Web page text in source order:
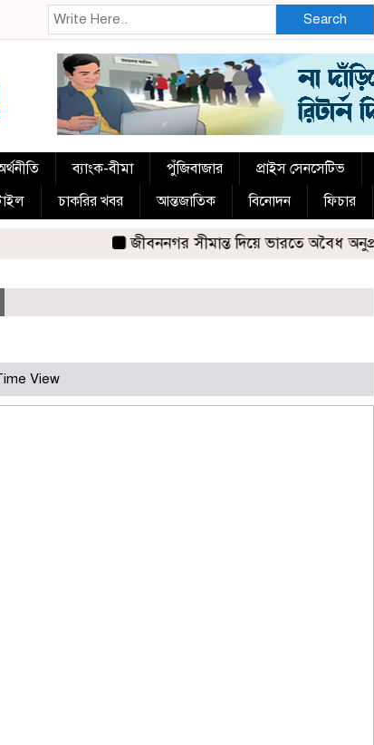
Search
ব্যাংক-বীমা পুঁজিবাজার প্রাইস সেনসেটিভ
চাকরির খবর আন্তজাতিক বিনোদন ফিচার
জীবননগর সীমান্ত দিয়ে ভারতে অবৈধ
View